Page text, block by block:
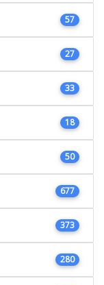
57
27
33
18
50
677
373
280